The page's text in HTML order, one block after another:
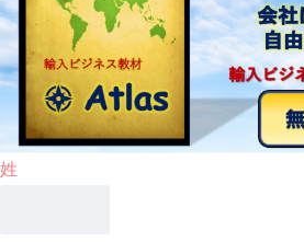
姓